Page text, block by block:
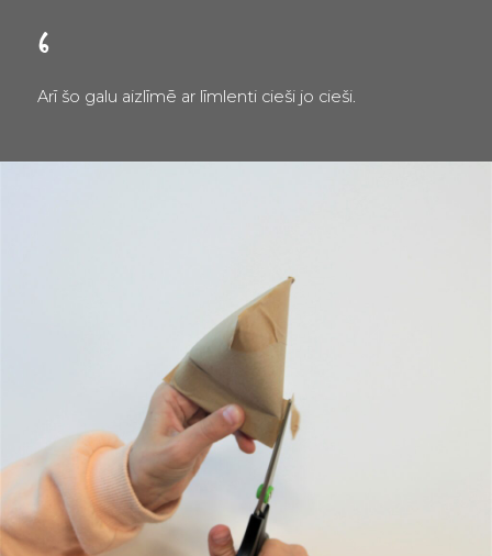
6
Arī šo galu aizlīmē ar līmlenti cieši jo cieši.